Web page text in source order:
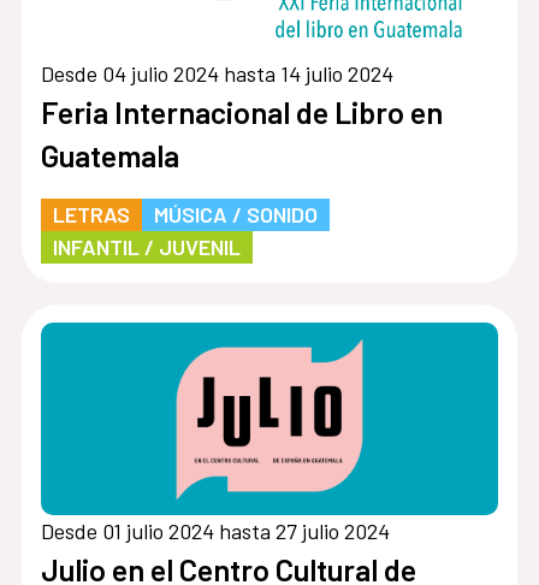
Desde 04 julio 2024 hasta 14 julio 2024
Feria Internacional de Libro en
Guatemala
LETRAS
MÚSICA / SONIDO
INFANTIL / JUVENIL
Desde 01 julio 2024 hasta 27 julio 2024
Julio en el Centro Cultural de